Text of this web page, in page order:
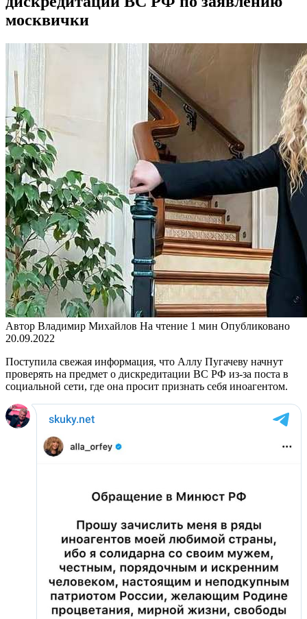
москвички
Автор Владимир Михайлов На чтение 1 мин Опубликовано
20.09.2022
Поступила свежая информация, что Аллу Пугачеву начнут
проверять на предмет о дискредитации ВС РФ из-за поста в
социальной сети, где она просит признать себя иноагентом.